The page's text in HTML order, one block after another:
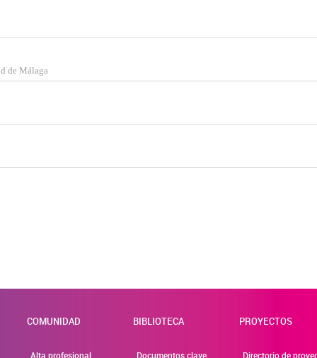
de Málaga
COMUNIDAD
Alta profesional
BIBLIOTECA
Documentos clave
PROYECTOS
Directorio de